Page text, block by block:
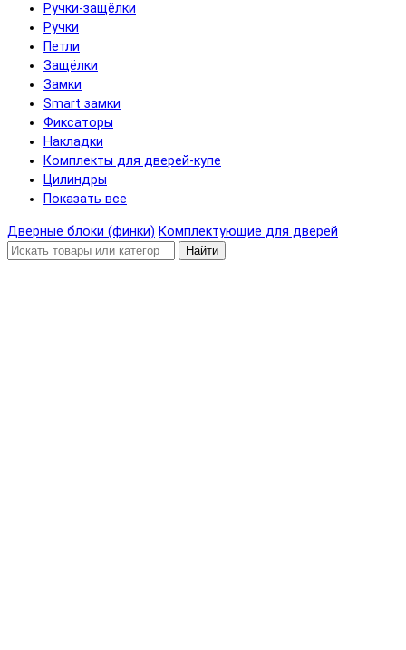
Ручки-защёлки
Ручки
Петли
Защёлки
Замки
Smart замки
Фиксаторы
Накладки
Комплекты для дверей-купе
Цилиндры
Показать все
Дверные блоки (финки) Комплектующие для дверей
Найти